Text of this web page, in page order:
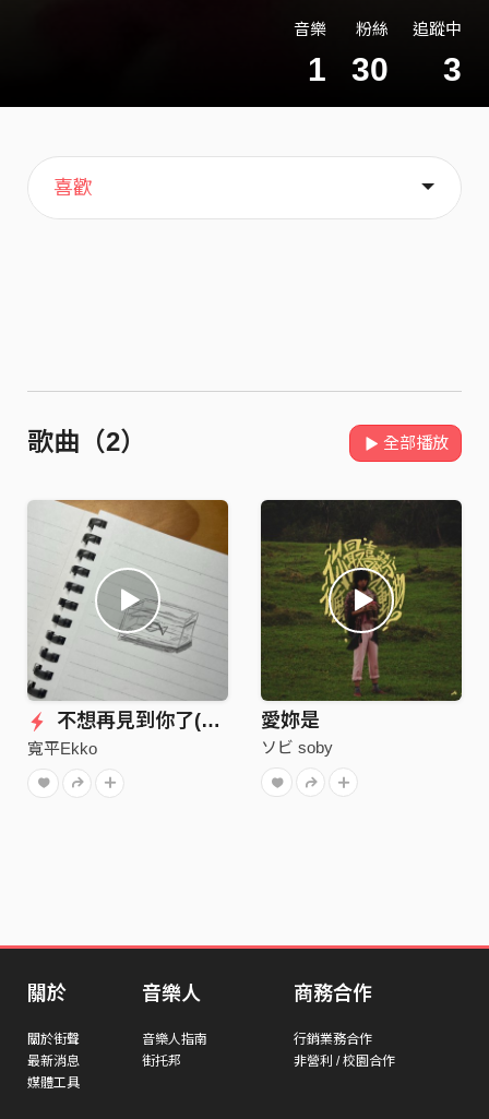
音樂
1
粉絲
30
追蹤中
3
主頁
音樂
喜歡
關於
歌曲（2） 全部播放
不想再見到你了(demo)
寬平Ekko
愛妳是
ソビ soby
關於
關於街聲
最新消息
媒體工具
音樂人
音樂人指南
街托邦
商務合作
行銷業務合作
非營利 / 校園合作